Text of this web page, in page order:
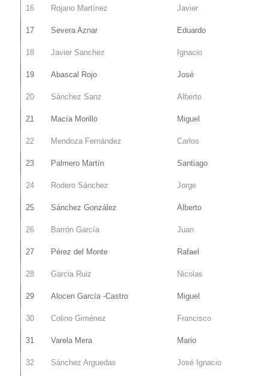
16 Rojano Martínez Javier
17 Severa Aznar Eduardo
18 Javier Sanchez Ignacio
19 Abascal Rojo José
20 Sánchez Sanz Alberto
21 Macía Morillo Miguel
22 Mendoza Fernández Carlos
23 Palmero Martín Santiago
24 Rodero Sánchez Jorge
25 Sánchez González Alberto
26 Barrón García Juan
27 Pérez del Monte Rafael
28 Garcia Ruiz Nicolas
29 Alocen García -Castro Miguel
30 Colino Giménez Francisco
31 Varela Mera Mario
32 Sánchez Arguedas José Ignacio